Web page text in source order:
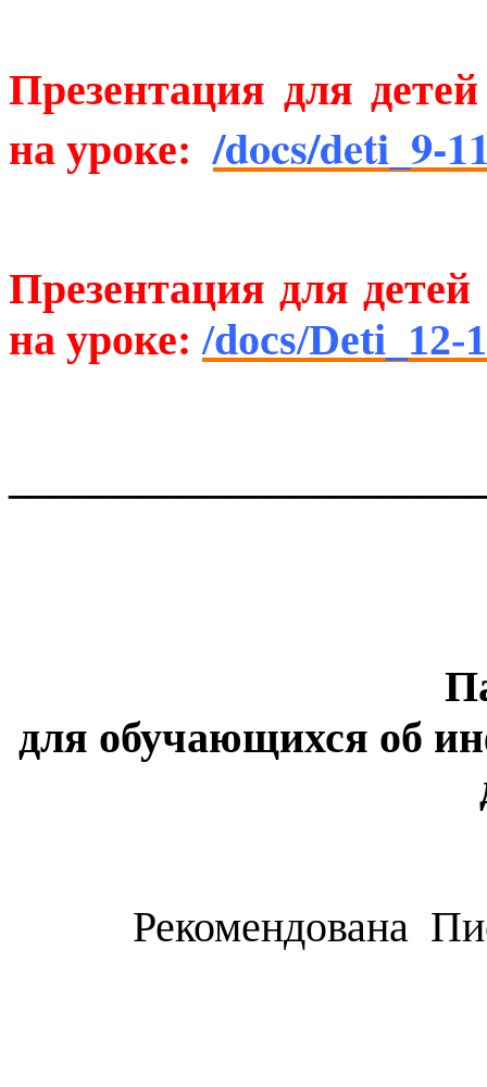
Презентация для
на уроке:/docs/deti_9-
Презентация для
на уроке:/docs/Deti_12-
для обучающихся об
Рекомендована